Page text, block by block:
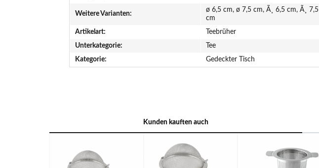
Weitere Varianten:
ø 6,5 cm, ø 7,5 cm, Ã¸ 6,5 cm, Ã¸ 7,5
cm
Artikelart:
Teebrüher
Unterkategorie:
Tee
Kategorie:
Gedeckter Tisch
Kunden kauften auch